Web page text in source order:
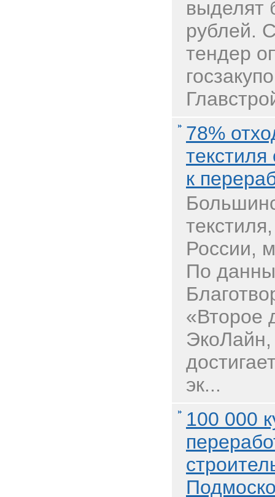
выделят
рублей.
тендер
78%
к
России,
По
«Второе
ЭкоЛайн,
эк...
100 000